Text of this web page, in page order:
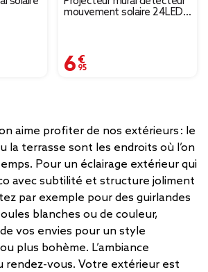
14,99 € à 4,67 €
mouvement solaire 24LED
6,95 €
aime profiter de nos extérieurs : le
la terrasse sont les endroits où l’on
Pour un éclairage extérieur qui
avec subtilité et structure joliment
par exemple pour des guirlandes
blanches ou de couleur,
vos envies pour un style
plus bohème. L’ambiance
rendez-vous. Votre extérieur est